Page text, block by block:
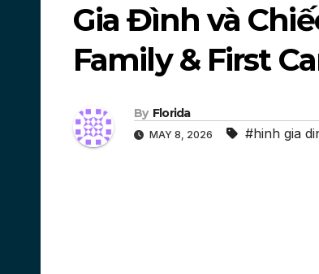
Gia Đình và
Family & First
By Florida
MAY 8, 2026 #hinh gia